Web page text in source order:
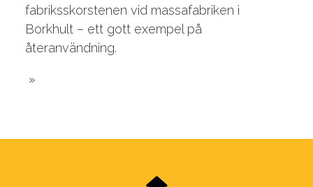
fabriksskorstenen vid massafabriken i
Borkhult – ett gott exempel på
återanvändning.
​ »